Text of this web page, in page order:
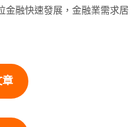
金融快速發展，金融業需求居
章